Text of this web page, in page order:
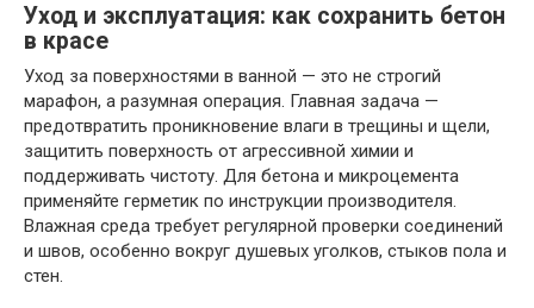
Уход и эксплуатация: как сохранить бетон
в красе
Уход за поверхностями в ванной — это не строгий
марафон, а разумная операция. Главная задача —
предотвратить проникновение влаги в трещины и щели,
защитить поверхность от агрессивной химии и
поддерживать чистоту. Для бетона и микроцемента
применяйте герметик по инструкции производителя.
Влажная среда требует регулярной проверки соединений
и швов, особенно вокруг душевых уголков, стыков пола и
стен.